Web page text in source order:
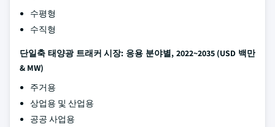
수평형
수직형
단일축 태양광 트래커 시장: 응용 분야별, 2022~2035 (USD 백만
& MW)
주거용
상업용 및 산업용
공공 사업용